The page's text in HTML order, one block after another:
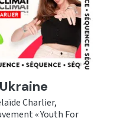
Charlier,
« Youth For